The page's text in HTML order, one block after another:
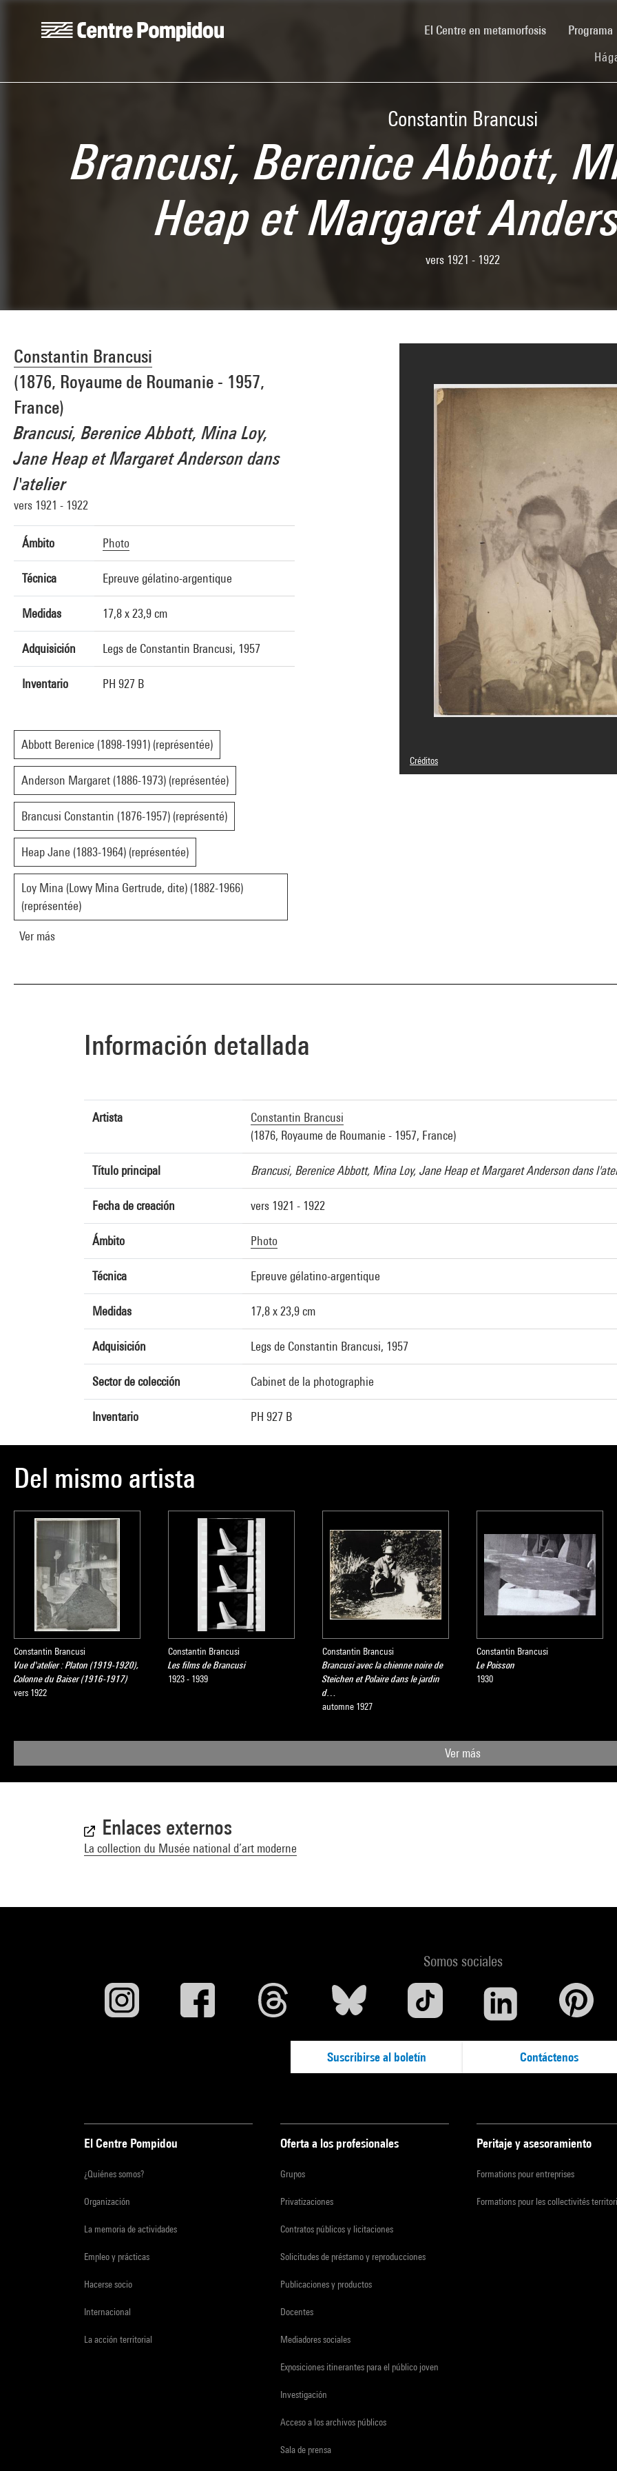
El Centre en metamorfosis(current)Programa
Constantin Brancusi
Brancusi, Berenice Abbott,
Heap et Margaret
vers 1921 - 1922
Constantin Brancusi
(1876, Royaume de Roumanie - 1957,
France)
Brancusi, Berenice Abbott, Mina Loy,
Jane Heap et Margaret Anderson dans
l'atelier
vers 1921 - 1922
Ámbito Photo
Técnica Epreuve gélatino-argentique
Medidas 17,8 x 23,9 cm
Adquisición Legs de Constantin Brancusi, 1957
Inventario PH 927 B
Abbott Berenice (1898-1991) (représentée)
Anderson Margaret (1886-1973) (représentée)
Brancusi Constantin (1876-1957) (représenté)
Heap Jane (1883-1964) (représentée)
Loy Mina (Lowy Mina Gertrude, dite) (1882-1966)
(représentée)
Ver más
Créditos
© Succession Brancusi - All rights reserved (Adagp)
Información detallada
Artista
Constantin Brancusi
(1876, Royaume de Roumanie - 1957, France)
Título principal Brancusi, Berenice Abbott, Mina Loy, Jane Heap et Margaret Anderson dans
Fecha de creación vers 1921 - 1922
Ámbito Photo
Técnica Epreuve gélatino-argentique
Medidas 17,8 x 23,9 cm
Adquisición Legs de Constantin Brancusi, 1957
Sector de colección Cabinet de la photographie
Inventario PH 927 B
Del mismo artista
Constantin Brancusi
Vue d'atelier : Platon (1919-1920),
Colonne du Baiser (1916-1917)
vers 1922
Constantin Brancusi
Les films de Brancusi
1923 - 1939
Constantin Brancusi
Brancusi avec la chienne noire de
Steichen et Polaire dans le jardin
d…
automne 1927
Constantin Brancusi
Le Poisson
1930
Ver más
Enlaces externos
La collection du Musée national d’art moderne
Somos sociales
Suscribirse al boletín Contáctenos
El Centre Pompidou
¿Quiénes somos?
Organización
La memoria de actividades
Empleo y prácticas
Hacerse socio
Internacional
La acción territorial
Oferta a los profesionales
Grupos
Privatizaciones
Contratos públicos y licitaciones
Solicitudes de préstamo y reproducciones
Publicaciones y productos
Docentes
Mediadores sociales
Exposiciones itinerantes para el público joven
Investigación
Acceso a los archivos públicos
Sala de prensa
Peritaje y asesoramiento
Formations pour entreprises
Formations pour les collectivités